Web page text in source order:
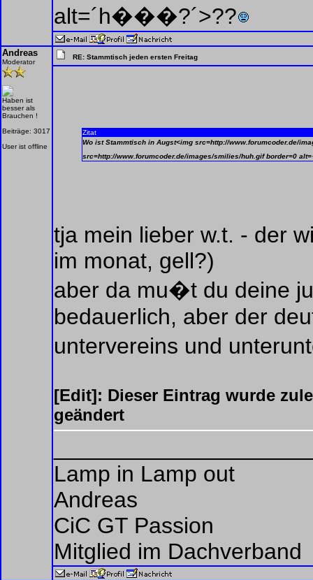
alt=´h���?´>??
Andreas
Moderator
Haben ist
besser als
Brauchen !
Beiträge: 3017
User ist offline
RE: Stammtisch jeden ersten Freitag
Zitat
Wo ist Stammtisch in Augst<img src=http://www.forumcoder.de/
src=http://www.forumcoder.de/images/smilies/huh.gif border=0
tja mein lieber w.t. - der
im monat, gell?)
aber da mu�t du deine
bedauerlich, aber der
untervereins und
[Edit]: Dieser Eintrag wurde
geändert
Lamp in Lamp out
Andreas
CiC GT Passion
Mitglied im Dachverband